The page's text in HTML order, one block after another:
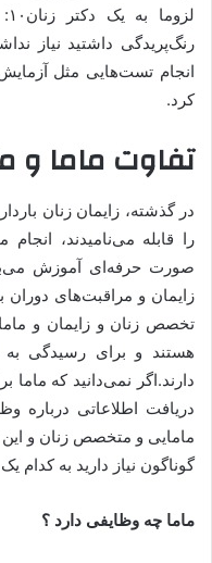
رنگ‌پریدگی داشتید نیاز
انجام تست‌هایی مثل
کرد.
تفاوت ماما
در گذشته، زایمان زنان
را قابله می‌نامیدند،
صورت حرفه‌ای آموزش
زایمان و مراقبت‌های دوران
تخصص زنان و زایمان و
هستند و برای رسیدگی به
دارند.اگر نمی‌دانید که
دریافت اطلاعاتی درباره
مامایی و متخصص زنان و
گوناگون نیاز دارید به کدام
ماما چه وظایفی دارد ؟